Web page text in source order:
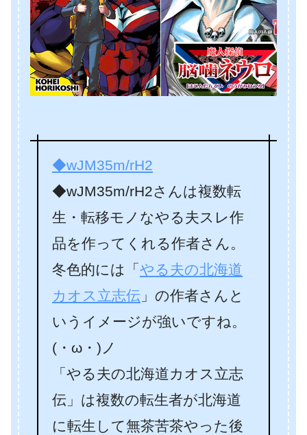
◆wJM35m/rH2
◆wJM35m/rH2さんは複数転
生・転移モノなやる夫スレ作
品を作ってくれる作者さん。
冬色的には「 やる夫の北海道
カオス立志伝 」の作者さんと
いうイメージが強いですね。
(・ω・)ノ
「やる夫の北海道カオス立志
伝」は複数の転生者が北海道
に転生して無茶苦茶やった後